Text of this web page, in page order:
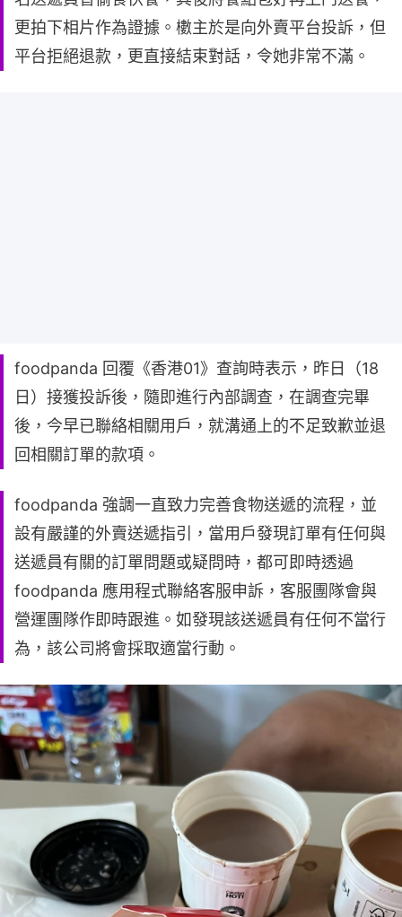
更拍下相片作為證據。櫢主於是向外賣平台投訴，但
平台拒絕退款，更直接結束對話，令她非常不滿。
foodpanda 回覆《香港01》查詢時表示，昨日（18
日）接獲投訴後，隨即進行內部調查，在調查完畢
後，今早已聯絡相關用戶，就溝通上的不足致歉並退
回相關訂單的款項。
foodpanda 強調一直致力完善食物送遞的流程，並
設有嚴謹的外賣送遞指引，當用戶發現訂單有任何與
送遞員有關的訂單問題或疑問時，都可即時透過
foodpanda 應用程式聯絡客服申訴，客服團隊會與
營運團隊作即時跟進。如發現該送遞員有任何不當行
為，該公司將會採取適當行動。